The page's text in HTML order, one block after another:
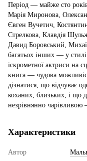
Період — майже сто
Марія Миронова,
Євген Вучетич,
Стрелкова, Клавдія
Давид Боровський,
багатьох інших — у
іскрометної актриси на
книга — чудова
дізнатися, що відчуває
коханих, близьких, і що
незрівнянно
Характеристики
Автор